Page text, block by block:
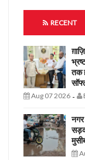
RECENT
तक
Aug 07 2026-
नगर
सड़क